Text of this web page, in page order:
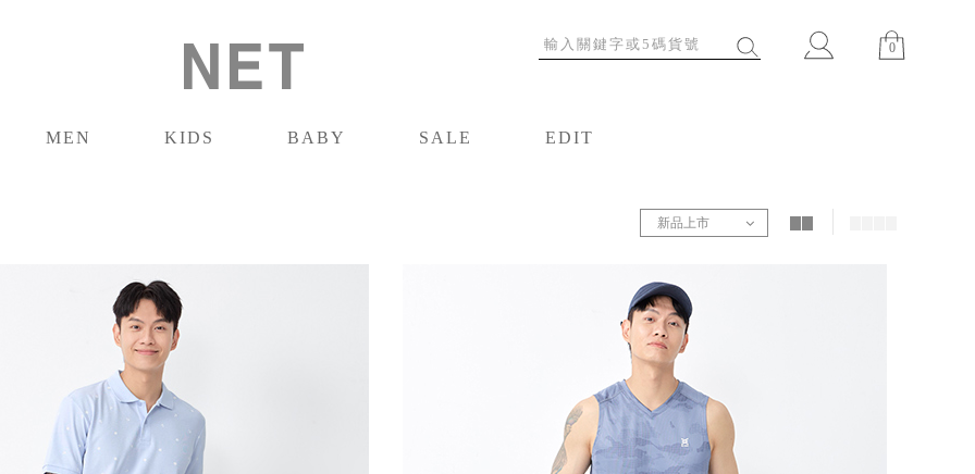
0
MEN
KIDS
BABY
SALE
EDIT
新品上市